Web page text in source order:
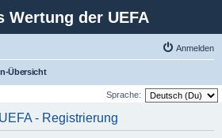
Wertung der UEFA
Anmelden
Übersicht
Sprache:
- Registrierung